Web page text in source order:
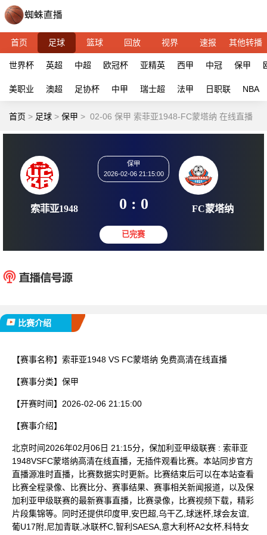
首页 足球 篮球 回放 视界 速报 其他转播
世界杯 英超 中超 欧冠杯 亚精英 西甲 中冠 保甲
美职业 澳超 足协杯 中甲 瑞士超 法甲 日职联 NBA
首页 > 足球 > 保甲 > 02-06 保甲 索菲亚1948-FC蒙塔纳 在线直播
索菲亚1948
2026-02-06 21:15:00
0 : 0 FC蒙
比赛介绍
【赛事名称】 索菲亚1948 VS FC蒙塔纳 免费高清在线直播
【赛事分类】 保甲
【开赛时间】 2026-02-06 21:15:00
【赛事介绍】
北京时间2026年02月06日 21:15分，保加利亚甲级联赛 : 索菲亚
1948VSFC蒙塔纳高清在线直播，无插件观看比赛。本站同步官方
直播源准时直播，比赛数据实时更新。比赛结束后可以在本站查看
比赛全程录像、比赛比分、赛事结果、赛事相关新闻报道，以及保
加利亚甲级联赛的最新赛事直播，比赛录像，比赛视频下载，精彩
片段集锦等。同时还提供印度甲,安巴超,乌干乙,球迷杯,球会友谊,
葡U17附,尼加青联,冰联杯C,智利SAESA,意大利杯A2女杯,科特女